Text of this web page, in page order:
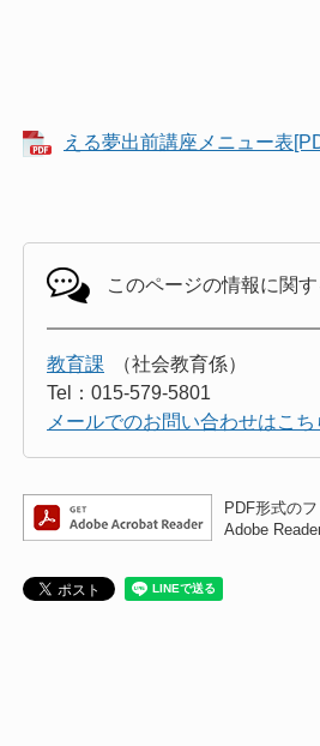
える夢出前講座メニュー表
このページの情報に関す
教育課
社会教育係
Tel：015-579-5801
メールでのお問い合わせはこち
PDF形式の
Adobe